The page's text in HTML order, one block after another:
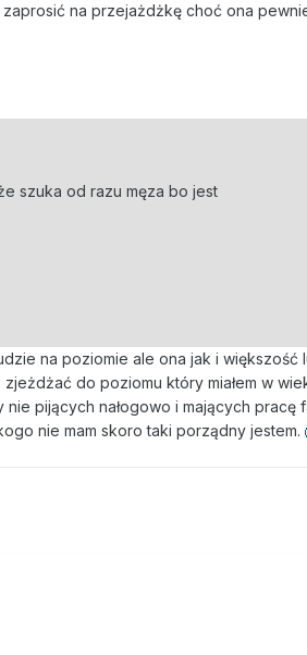
na przejażdżkę choć ona
szuka od razu męza bo jest
na poziomie ale ona jak i większość
do poziomu który miałem w
pijących nałogowo i mających pracę
nie mam skoro taki porządny jestem.